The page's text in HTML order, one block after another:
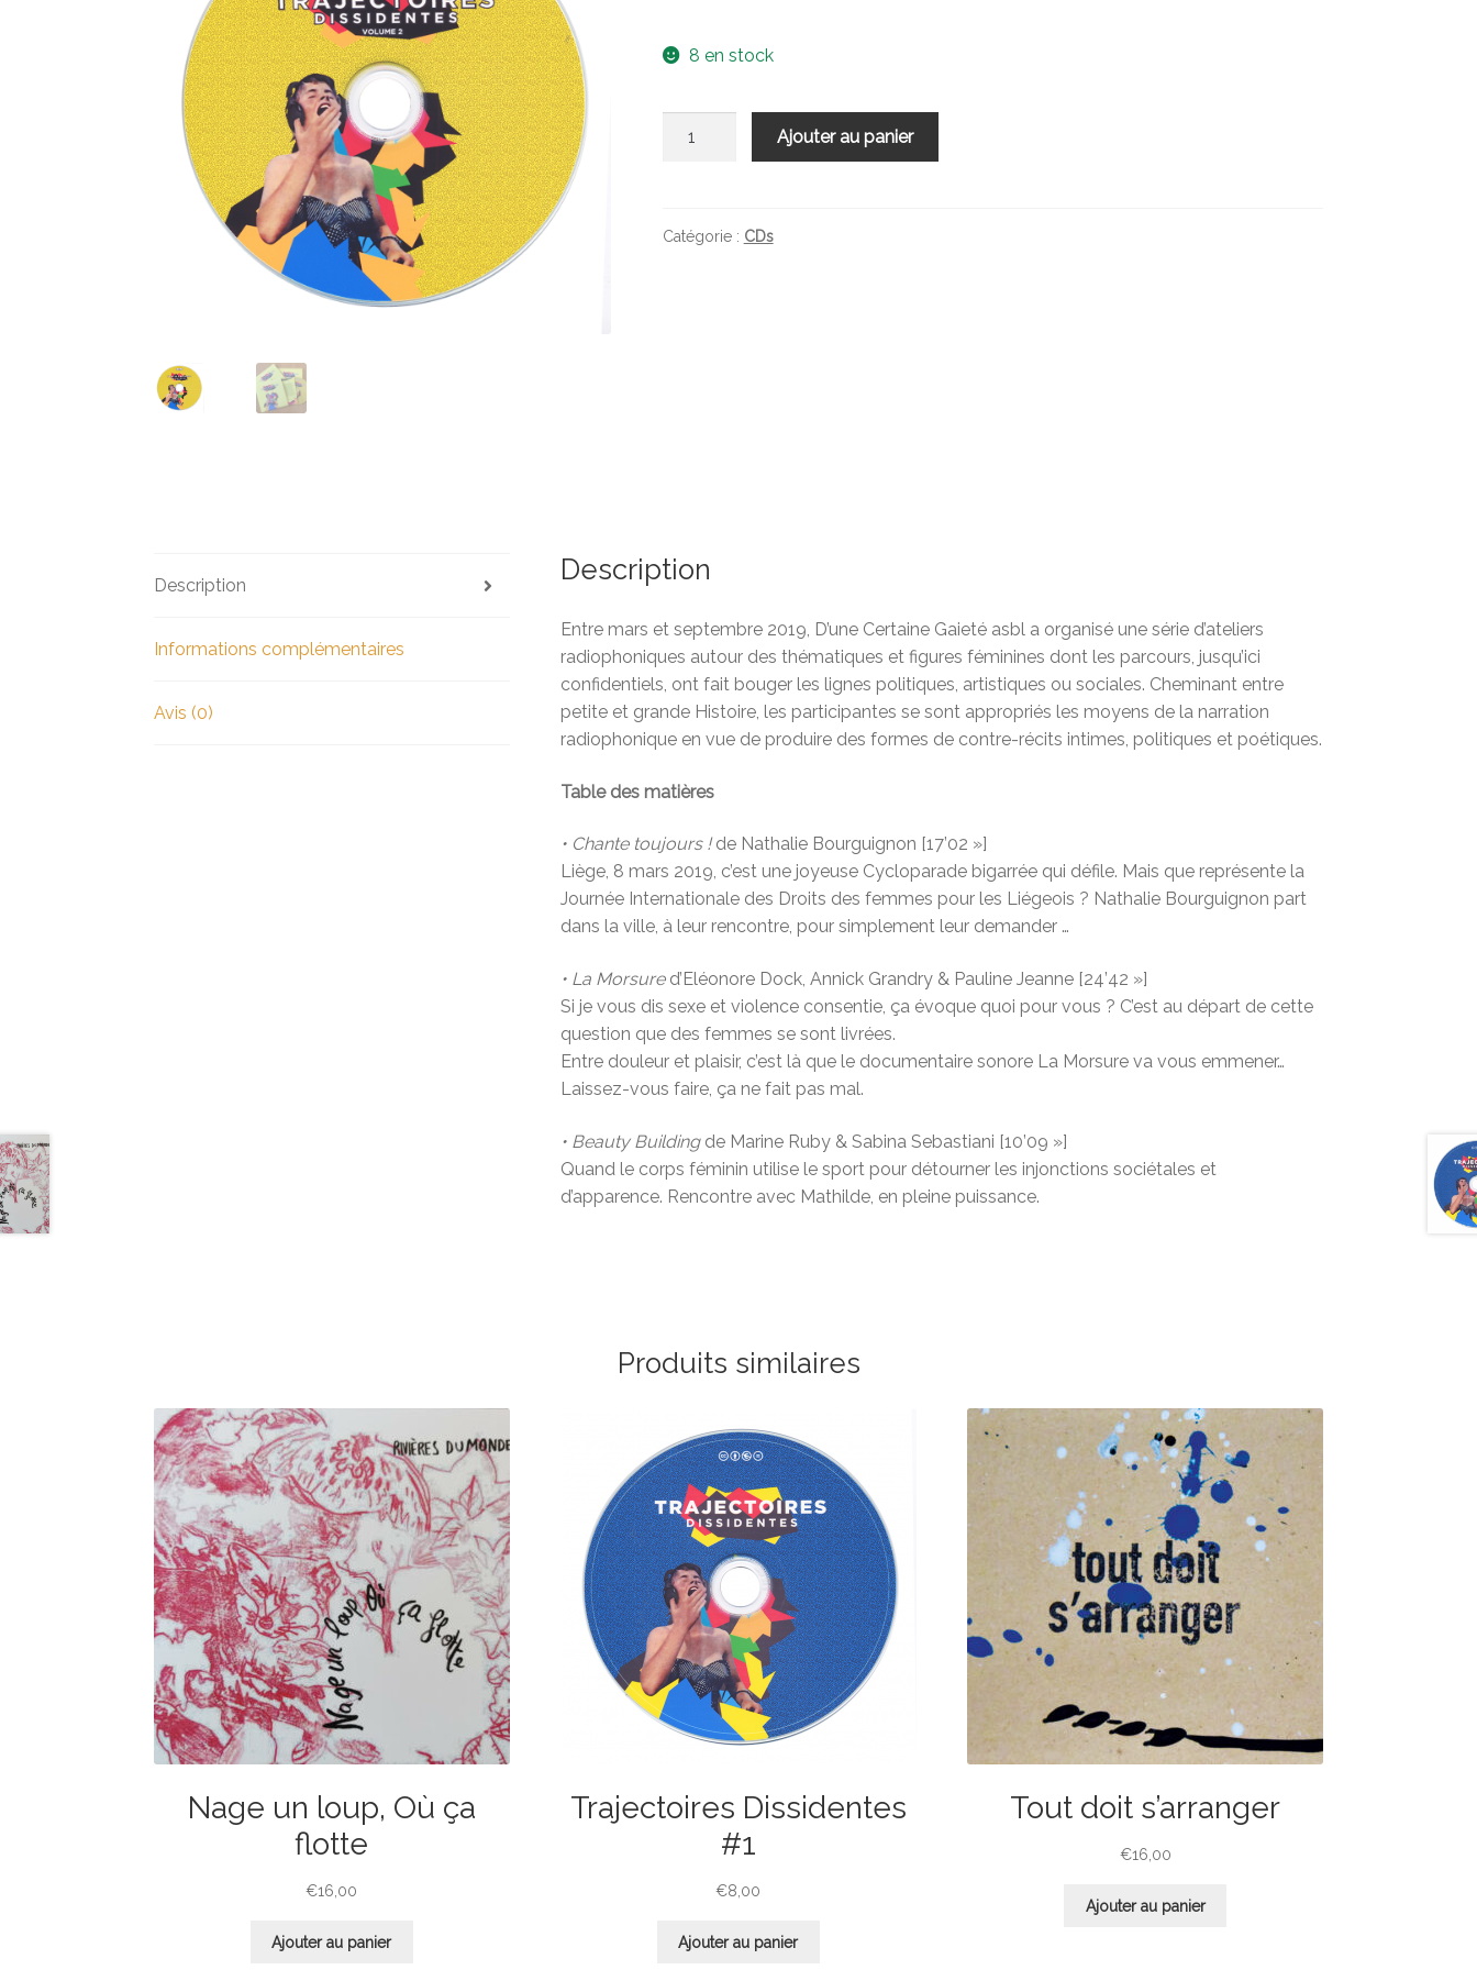
8 en stock
#2
Ajouter au panier
Catégorie : CDs
Description
Informations complémentaires
Avis (0)
Description
Entre mars et septembre 2019, D’une Certaine Gaieté asbl a organisé une série d’ateliers
radiophoniques autour des thématiques et figures féminines dont les parcours, jusqu’ici
confidentiels, ont fait bouger les lignes politiques, artistiques ou sociales. Cheminant entre
petite et grande Histoire, les participantes se sont appropriés les moyens de la narration
radiophonique en vue de produire des formes de contre-récits intimes, politiques et poétiques.
Table des matières
• Chante toujours !de Nathalie Bourguignon [17’02 »]
Liège, 8 mars 2019, c’est une joyeuse Cycloparade bigarrée qui défile. Mais que représente la
Journée Internationale des Droits des femmes pour les Liégeois ? Nathalie Bourguignon part
dans la ville, à leur rencontre, pour simplement leur demander …
• La Morsured’Eléonore Dock, Annick Grandry & Pauline Jeanne [24’42 »]
Si je vous dis sexe et violence consentie, ça évoque quoi pour vous ? C’est au départ de cette
question que des femmes se sont livrées.
Entre douleur et plaisir, c’est là que le documentaire sonore La Morsure va vous emmener…
Laissez-vous faire, ça ne fait pas mal.
• Beauty Buildingde Marine Ruby & Sabina Sebastiani [10’09 »]
Quand le corps féminin utilise le sport pour détourner les injonctions sociétales et
d’apparence. Rencontre avec Mathilde, en pleine puissance.
Produits similaires
Nage un loup, Où ça
flotte
€16,00
Ajouter au panier
Trajectoires Dissidentes
#1
€8,00
Ajouter au panier
Tout doit s’arranger
€16,00
Ajouter au panier